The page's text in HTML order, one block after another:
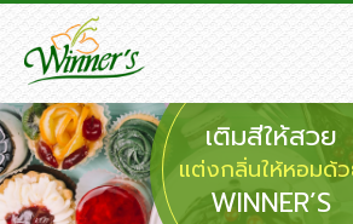
เติมสีให้สวย
แต่งกลิ่นให้หอมด้
WINNER’S